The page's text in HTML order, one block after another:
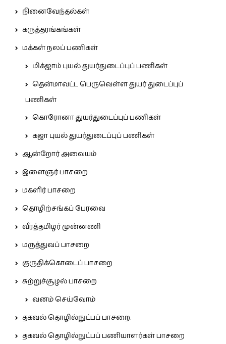
நினைவேந்தல்கள்
கருத்தரங்கங்கள்
மக்கள் நலப் பணிகள்
மிக்ஜாம் புயல் துயர்துடைப்புப் பணிகள்
தென்மாவட்ட பெருவெள்ள துயர் துடைப்புப்
பணிகள்
கொரோனா துயர்துடைப்புப் பணிகள்
கஜா புயல் துயர்துடைப்புப் பணிகள்
ஆன்றோர் அவையம்
இளைஞர் பாசறை
மகளிர் பாசறை
தொழிற்சங்கப் பேரவை
வீரத்தமிழர் முன்னணி
மருத்துவப் பாசறை
குருதிக்கொடைப் பாசறை
சுற்றுச்சூழல் பாசறை
வனம் செய்வோம்
தகவல் தொழில்நுட்பப் பாசறை.
தகவல் தொழில்நுட்பப் பணியாளர்கள் பாசறை